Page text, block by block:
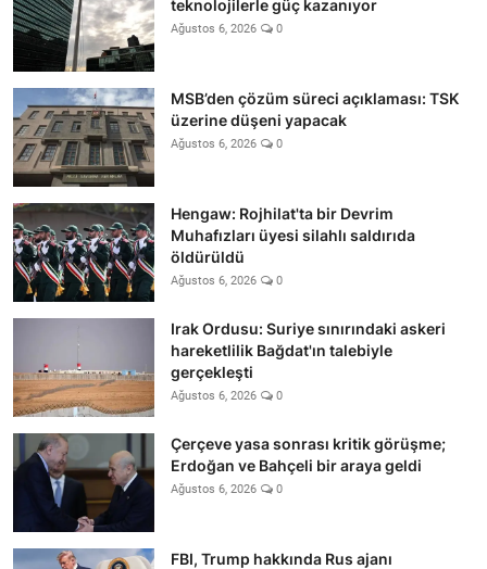
teknolojilerle güç kazanıyor
Ağustos 6, 2026 0
MSB’den çözüm süreci açıklaması: TSK
üzerine düşeni yapacak
Ağustos 6, 2026 0
Hengaw: Rojhilat'ta bir Devrim
Muhafızları üyesi silahlı saldırıda
öldürüldü
Ağustos 6, 2026 0
Irak Ordusu: Suriye sınırındaki askeri
hareketlilik Bağdat'ın talebiyle
gerçekleşti
Ağustos 6, 2026 0
Çerçeve yasa sonrası kritik görüşme;
Erdoğan ve Bahçeli bir araya geldi
Ağustos 6, 2026 0
FBI, Trump hakkında Rus ajanı